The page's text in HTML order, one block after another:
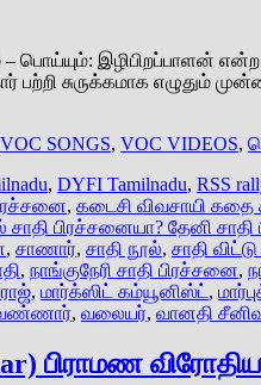
– பொய்யும்: இழிபிறப்பாளன்
பற்றி சுருக்கமாக
VOC SONGS, VOC VIDEOS,
, DYFI Tamilnadu, RSS
, கடைசி விவசாயி
பிரச்சனையா? தேனி
, சாணார், சாதி நூல், சாதி
, நாங்குநேரி சாதி பிரச்சனை,
, மார்க்ஸிட் கம்யூனிஸ்ட் ,
, வலையர், வானதி